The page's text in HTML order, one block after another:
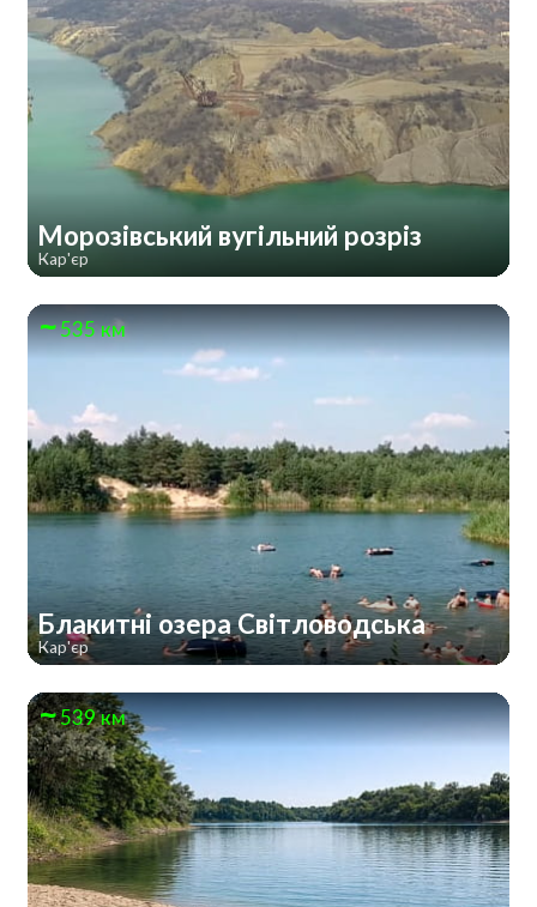
Морозівський вугільний розріз
Кар'єр
535 км
Блакитні озера Світловодська
Кар'єр
539 км